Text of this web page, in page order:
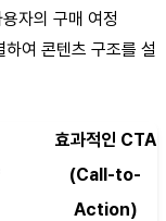
자의 구매 여정
여 콘텐츠 구조를 설
효과적인 CTA
(Call-to-
Action)